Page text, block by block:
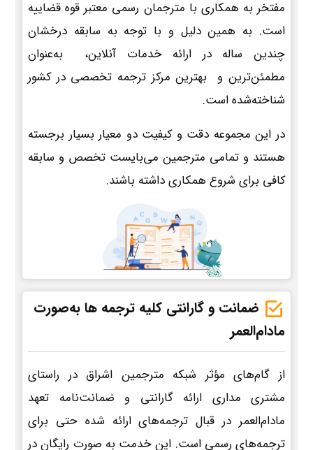
مفتخر به همکاری با مترجمان رسمی معتبر قوه قضاییه
است. به همین دلیل و با توجه به سابقه درخشان
چندین ساله در ارائه خدمات آنلاین، به‌عنوان
مطمئن‌ترین و بهترین مرکز ترجمه تخصصی در کشور
شناخته‌شده است.
در این مجموعه دقت و کیفیت دو معیار بسیار برجسته
هستند و تمامی مترجمین می‌بایست تخصص و سابقه
کافی برای شروع همکاری داشته باشند.
ضمانت و گارانتی کلیه ترجمه ها به‌صورت
مادام‌العمر
از گام‌های مؤثر شبکه مترجمین اشراق در راستای
مشتری مداری ارائه گارانتی و ضمانت‌نامه تعهد
مادام‌العمر در قبال ترجمه‌های ارائه شده حتی برای
ترجمه‌های رسمی است. این خدمت به صورت رایگان در